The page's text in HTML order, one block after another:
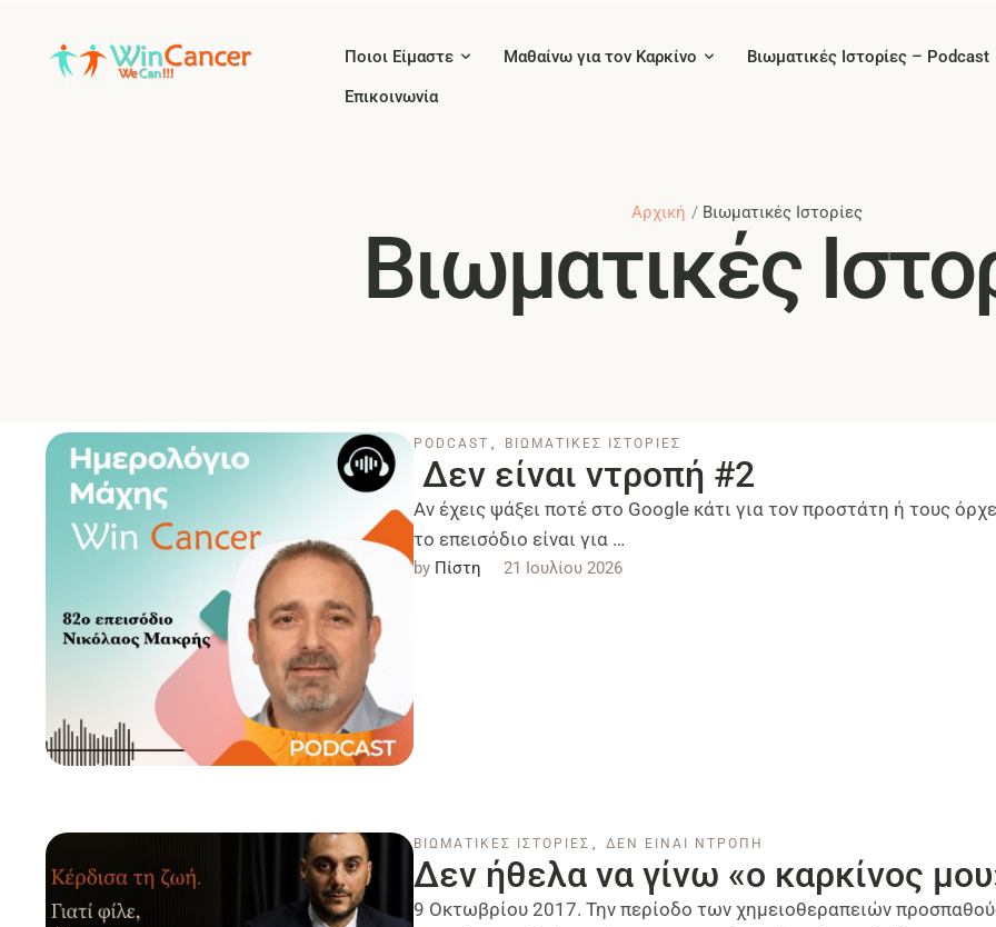
Ποιοι Είμαστε Μαθαίνω για τον Καρκίνο Βιωματικές Ιστορίες – Podcast
Επικοινωνία
Αρχική / Βιωματικές Ιστορίες
Βιωματικές
PODCAST , ΒΙΩΜΑΤΙΚΕΣ ΙΣΤΟΡΙΕΣ
Δεν είναι ντροπή #2
Αν έχεις ψάξει ποτέ στο Google κάτι για τον προστάτη ή τους
το επεισόδιο είναι για …
by Πίστη 21 Ιουλίου 2026
ΒΙΩΜΑΤΙΚΕΣ ΙΣΤΟΡΙΕΣ , ΔΕΝ ΕΙΝΑΙ ΝΤΡΟΠΗ
Δεν ήθελα να γίνω «ο καρκίνος
9 Οκτωβρίου 2017. Την περίοδο των χημειοθεραπειών